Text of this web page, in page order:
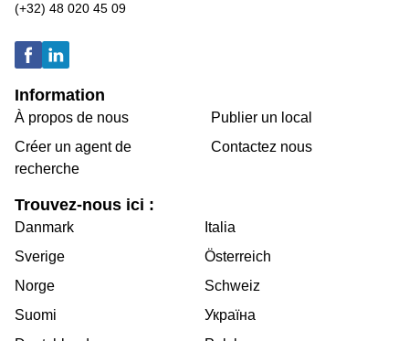
(+32) 48 020 45 09
Information
À propos de nous
Créer un agent de
recherche
Publier un local
Contactez nous
Trouvez-nous ici :
Danmark
Sverige
Norge
Suomi
Italia
Österreich
Schweiz
Україна